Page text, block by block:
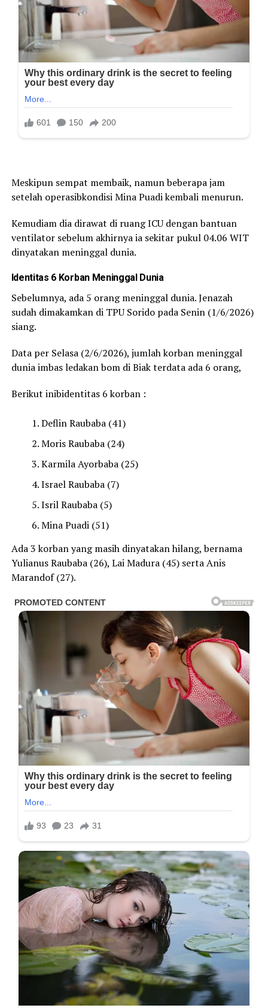
Meskipun sempat membaik, namun beberapa jam
setelah operasibkondisi Mina Puadi kembali menurun.
Kemudiam dia dirawat di ruang ICU dengan bantuan
ventilator sebelum akhirnya ia sekitar pukul 04.06 WIT
dinyatakan meninggal dunia.
Identitas 6 Korban Meninggal Dunia
Sebelumnya, ada 5 orang meninggal dunia. Jenazah
sudah dimakamkan di TPU Sorido pada Senin (1/6/2026)
siang.
Data per Selasa (2/6/2026), jumlah korban meninggal
dunia imbas ledakan bom di Biak terdata ada 6 orang,
Berikut inibidentitas 6 korban :
Deflin Raubaba (41)
Moris Raubaba (24)
Karmila Ayorbaba (25)
Israel Raubaba (7)
Isril Raubaba (5)
Mina Puadi (51)
Ada 3 korban yang masih dinyatakan hilang, bernama
Yulianus Raubaba (26), Lai Madura (45) serta Anis
Marandof (27).